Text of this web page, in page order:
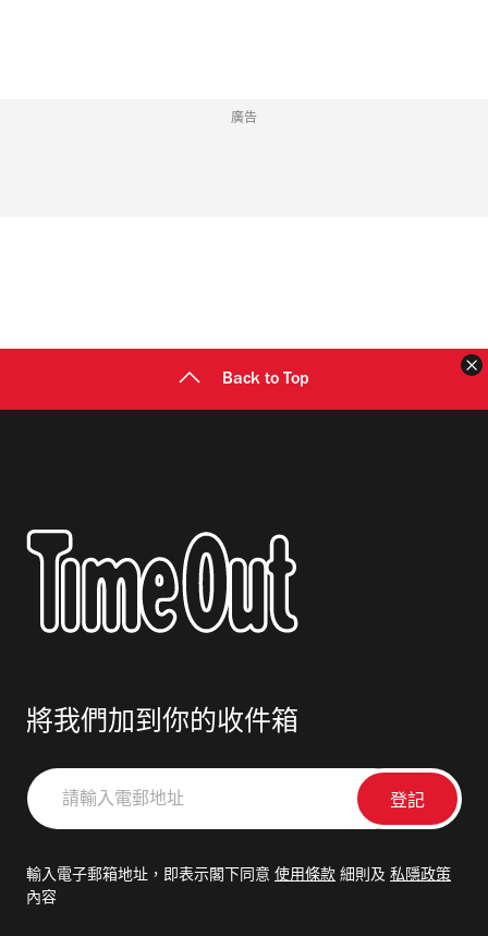
廣告
Back to Top
將我們加到你的收件箱
請
輸
郵
輸入電子郵箱地址，即表示閣下同意 使用條款 細則及 私隱政策
內容